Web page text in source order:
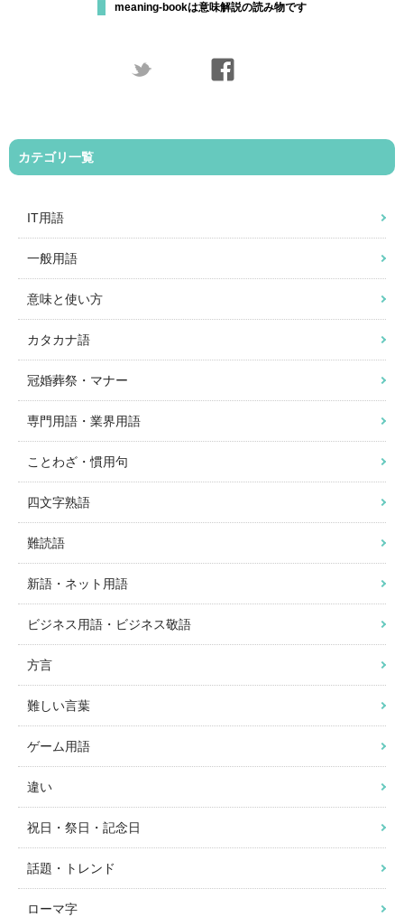
meaning-bookは意味解説の読み物です
カテゴリ一覧
IT用語
一般用語
意味と使い方
カタカナ語
冠婚葬祭・マナー
専門用語・業界用語
ことわざ・慣用句
四文字熟語
難読語
新語・ネット用語
ビジネス用語・ビジネス敬語
方言
難しい言葉
ゲーム用語
違い
祝日・祭日・記念日
話題・トレンド
ローマ字